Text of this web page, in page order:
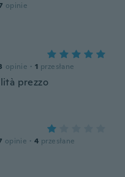
opinie
opinie · 1 przesłane
prezzo
opinie · 4 przesłane